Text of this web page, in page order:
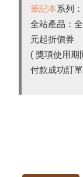
筆記本系列
全站產品：
元起折價券
( 獎項使用期
付款成功訂